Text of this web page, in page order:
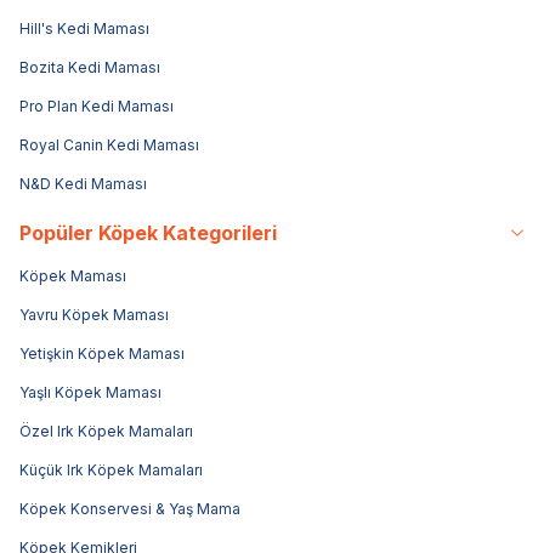
Hill's Kedi Maması
Bozita Kedi Maması
Pro Plan Kedi Maması
Royal Canin Kedi Maması
N&D Kedi Maması
Popüler Köpek Kategorileri
Köpek Maması
Yavru Köpek Maması
Yetişkin Köpek Maması
Yaşlı Köpek Maması
Özel Irk Köpek Mamaları
Küçük Irk Köpek Mamaları
Köpek Konservesi & Yaş Mama
Köpek Kemikleri